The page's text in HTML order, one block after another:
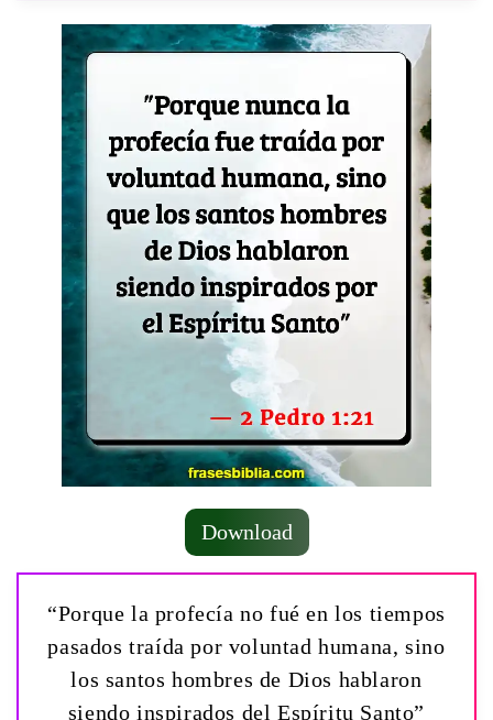
Download
“Porque la profecía no fué en los tiempos
pasados traída por voluntad humana, sino
los santos hombres de Dios hablaron
siendo inspirados del Espíritu Santo”